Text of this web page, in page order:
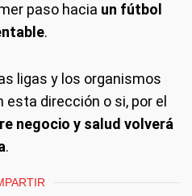
paso hacia un fútbol
.
ligas y los organismos
dirección o si, por el
negocio y salud volverá
.